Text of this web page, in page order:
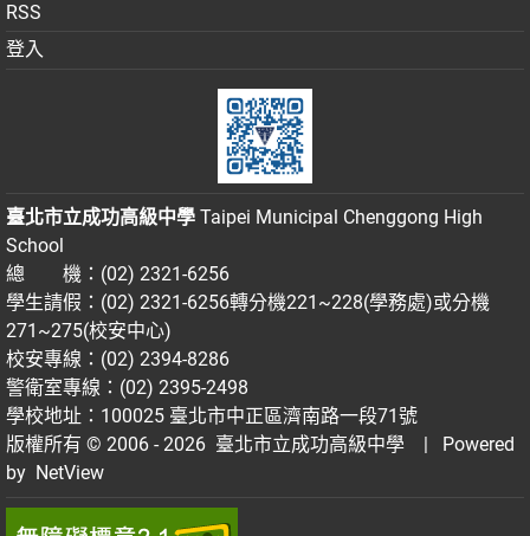
RSS
登入
臺北市立成功高級中學 Taipei Municipal Chenggong High
School
總 機：(02) 2321-6256
學生請假：(02) 2321-6256轉分機221~228(學務處)或分機
271~275(校安中心)
校安專線：(02) 2394-8286
警衛室專線：(02) 2395-2498
學校地址：100025 臺北市中正區濟南路一段71號
版權所有 © 2006 - 2026 臺北市立成功高級中學
| Powered
by NetView